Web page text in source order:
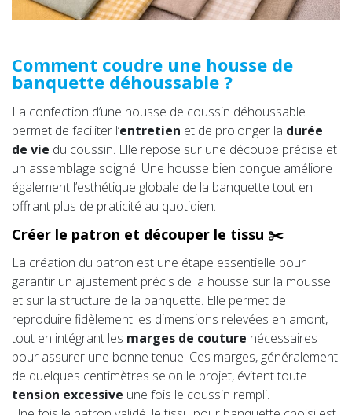
Comment coudre une housse de
banquette déhoussable ?
La confection d’une housse de coussin déhoussable
permet de faciliter l’entretien et de prolonger la durée
de vie du coussin. Elle repose sur une découpe précise et
un assemblage soigné. Une housse bien conçue améliore
également l’esthétique globale de la banquette tout en
offrant plus de praticité au quotidien.
Créer le patron et découper le tissu ✂️
La création du patron est une étape essentielle pour
garantir un ajustement précis de la housse sur la mousse
et sur la structure de la banquette. Elle permet de
reproduire fidèlement les dimensions relevées en amont,
tout en intégrant les marges de couture nécessaires
pour assurer une bonne tenue. Ces marges, généralement
de quelques centimètres selon le projet, évitent toute
tension excessive une fois le coussin rempli.